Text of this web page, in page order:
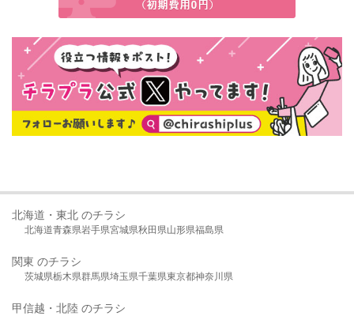
北海道・東北 のチラシ
北海道青森県岩手県宮城県秋田県山形県福島県
関東 のチラシ
茨城県栃木県群馬県埼玉県千葉県東京都神奈川県
甲信越・北陸 のチラシ